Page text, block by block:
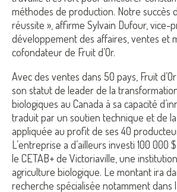
méthodes de production. Notre succès
réussite », affirme Sylvain Dufour, vice-
développement des affaires, ventes et
cofondateur de Fruit d’Or.
Avec des ventes dans 50 pays, Fruit
son statut de leader de la
biologiques au Canada à sa capacité
traduit par un soutien technique et de
appliquée au profit de ses 40
L’entreprise a d’ailleurs investi 100 000
le CETAB+ de Victoriaville, une
agriculture biologique. Le montant ira
recherche spécialisée notamment dans